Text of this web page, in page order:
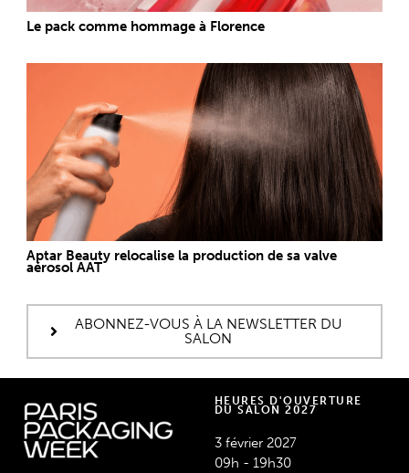
Le pack comme hommage à Florence
Aptar Beauty relocalise la production de sa valve
aérosol AAT
ABONNEZ-VOUS À LA NEWSLETTER DU
SALON
HEURES D'OUVERTURE
DU SALON 2027
3 février 2027
09h - 19h30